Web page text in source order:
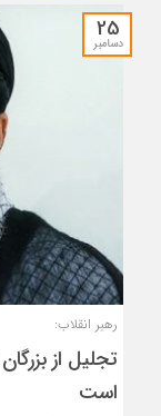
25
دسامبر
رهبر انقلاب:
تجلیل از
است